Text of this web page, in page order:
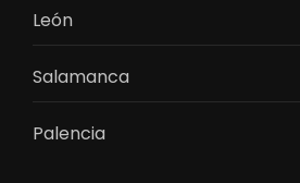
León
Salamanca
Palencia